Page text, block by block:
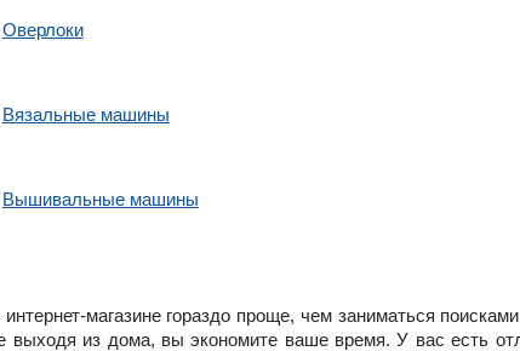
Оверлоки
Вязальные машины
Вышивальные машины
магазине гораздо проще, чем заниматься
выходя из дома, вы экономите ваше время. У вас есть